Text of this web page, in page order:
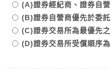
(A)證券經紀商、證券自
(B)證券自營商優先於委
(C)證券交易所為最優先
(D)證券交易所受償順序